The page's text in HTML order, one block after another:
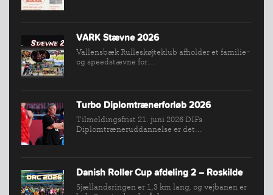
INDMELDELSE
BREDDEPULJE
NYHEDER
KLUB
SPORTSGRENE
VÆRKTØJSKASSEN
KONKURRENCER
VARK Stævne 2026
Vallensbæk Rulleskøjteklub afholder et familie-
og speedstævne for...
Turbo Diplomtrænerforløb 2026
Tilmeldingsfrist 21. juni 2026 DIFs
Diplomtræneruddannelse er det...
Danish Roller Cup afdeling 2 – Roskilde
Sjællandsringen er 1,3 km lang, og vejbanen er